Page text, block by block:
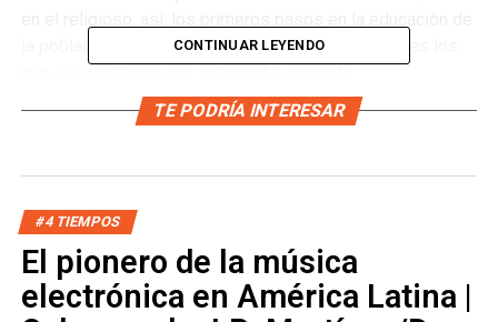
la población, procedió de este ámbito, siendo frailes los
Con la implementación de laRatio Studiorum
es de extrañar quelos primeros humanistas potosinos
principalmente actividades educativas. Figura e
primeros frailes Diego de la Magdalena,
de los fundadores de la ciudad de San Luis Potosí, y
sobresalen la instauración de la escuela agustina estando
CONTINUAR LEYENDO
TE PODRÍA INTERESAR
#4 TIEMPOS
El pionero de la música
electrónica en América Latina |